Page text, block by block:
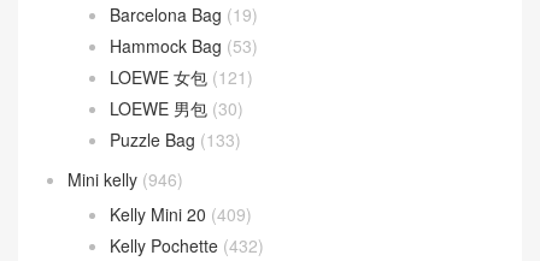
Barcelona Bag (19)
Hammock Bag (53)
LOEWE 女包 (121)
LOEWE 男包 (30)
Puzzle Bag (133)
Mini kelly (946)
Kelly Mini 20 (409)
Kelly Pochette (432)